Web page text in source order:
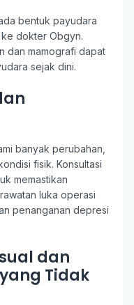
bentuk payudara
dokter Obgyn.
dan mamografi dapat
sejak dini.
banyak perubahan,
fisik. Konsultasi
memastikan
luka operasi
penanganan depresi
dan
Tidak